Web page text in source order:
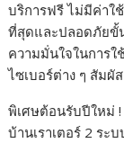
บริการฟรี ไม่มีค่าใ
ที่สุดและปลอดภัยขั้
ความมั่นใจในการ
ไซเบอร์ต่าง ๆ สัมผั
พิเศษต้อนรับปีใหม่
บ้านเราเตอร์ 2 ระ